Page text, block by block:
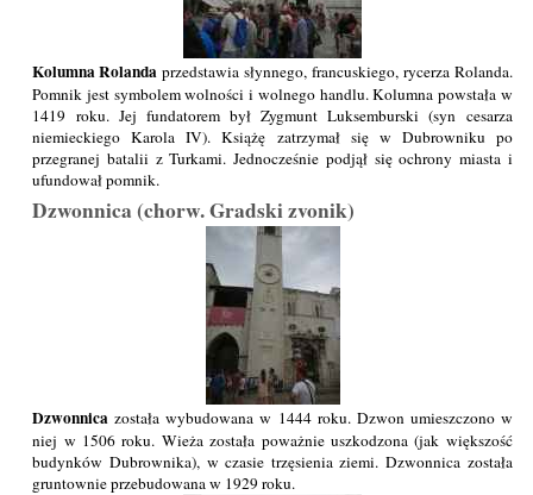
Kolumna Rolanda przedstawia słynnego, francuskiego, rycerza Rolanda.
Pomnik jest symbolem wolności i wolnego handlu. Kolumna powstała w
1419 roku. Jej fundatorem był Zygmunt Luksemburski (syn cesarza
niemieckiego Karola IV). Książę zatrzymał się w Dubrowniku po
przegranej batalii z Turkami. Jednocześnie podjął się ochrony miasta i
ufundował pomnik.
Dzwonnica (chorw. Gradski zvonik)
Dzwonnica została wybudowana w 1444 roku. Dzwon umieszczono w
niej w 1506 roku. Wieża została poważnie uszkodzona (jak większość
budynków Dubrownika), w czasie trzęsienia ziemi. Dzwonnica została
gruntownie przebudowana w 1929 roku.